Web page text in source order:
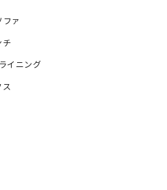
ファ
チ
イニング
ス